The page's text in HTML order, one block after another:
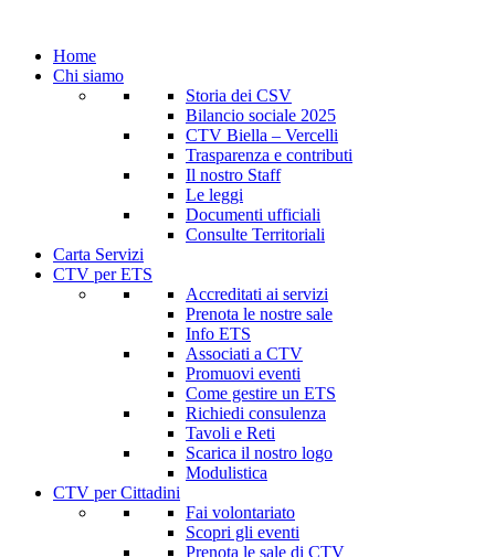
Home
Chi siamo
Storia dei CSV
Bilancio sociale 2025
CTV Biella – Vercelli
Trasparenza e contributi
Il nostro Staff
Le leggi
Documenti ufficiali
Consulte Territoriali
Carta Servizi
CTV per ETS
Accreditati ai servizi
Prenota le nostre sale
Info ETS
Associati a CTV
Promuovi eventi
Come gestire un ETS
Richiedi consulenza
Tavoli e Reti
Scarica il nostro logo
Modulistica
CTV per Cittadini
Fai volontariato
Scopri gli eventi
Prenota le sale di CTV